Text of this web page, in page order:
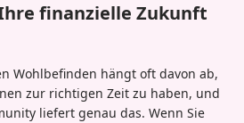
finanzielle Zukunft
Wohlbefinden hängt oft davon ab,
zur richtigen Zeit zu haben, und
liefert genau das. Wenn Sie